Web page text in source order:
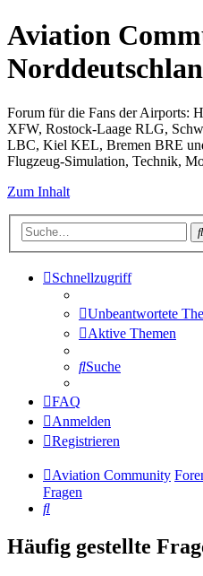
Aviation
Forum für die Fans der Airports:
XFW, Rostock-Laage RLG,
LBC, Kiel KEL, Bremen BRE
Flugzeug-Simulation, Technik,
Zum Inhalt
Schnellzugriff
Unbeantwortete
Aktive Themen
Suche
FAQ
Anmelden
Registrieren
Aviation Community
Fragen
Suche
Häufig gestellte